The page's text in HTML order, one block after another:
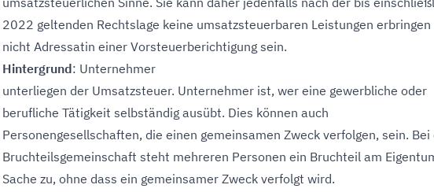
2022 geltenden Rechtslage keine umsatzsteuerbaren Leistungen erbringen
nicht Adressatin einer Vorsteuerberichtigung sein.
Hintergrund: Unternehmer
unterliegen der Umsatzsteuer. Unternehmer ist, wer eine gewerbliche oder
berufliche Tätigkeit selbständig ausübt. Dies können auch
Personengesellschaften, die einen gemeinsamen Zweck verfolgen, sein. Bei
Bruchteilsgemeinschaft steht mehreren Personen ein Bruchteil am
Sache zu, ohne dass ein gemeinsamer Zweck verfolgt wird.